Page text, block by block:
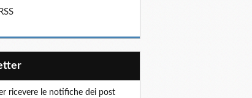
ricevere le notifiche dei post